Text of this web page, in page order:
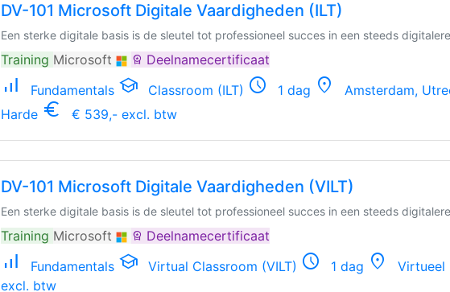
DV-101 Microsoft Digitale Vaardigheden (ILT)
Een sterke digitale basis is de sleutel tot professioneel succes in een steeds
Training Microsoft workspace_premium Deelnamecertificaat
signal_cellular_alt Fundamentals school Classroom (ILT) schedule 1 dag location_on
Amsterdam,
Harde euro_symbol € 539,- excl. btw
DV-101 Microsoft Digitale Vaardigheden (VILT)
Een sterke digitale basis is de sleutel tot professioneel succes in een steeds
Training Microsoft workspace_premium Deelnamecertificaat
signal_cellular_alt Fundamentals school Virtual Classroom (VILT) schedule 1 dag location_on Virtueel
excl. btw